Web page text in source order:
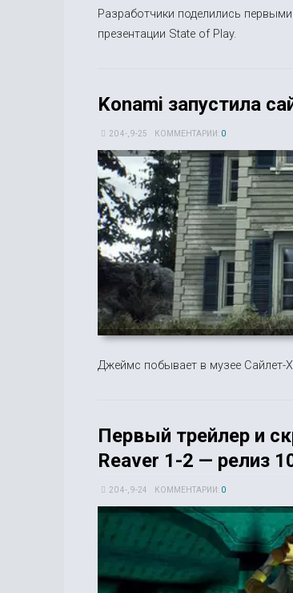
Разработчики поделились
презентации State of Play.
Konami запустила
20 4-, 9-25 КОММЕНТАРИИ: 0
Джеймс побывает в музее Сайлет-
Первый трейлер и
Reaver 1-2 — релиз
20 4-, 9-24 КОММЕНТАРИИ: 0